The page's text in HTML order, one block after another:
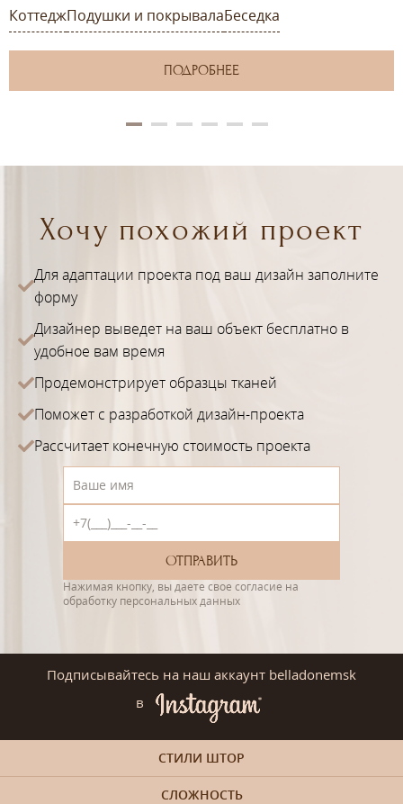
КоттеджПодушки и покрывалаБеседка
ПОДРОБНЕЕ
Хочу похожий проект
Для адаптации проекта под ваш дизайн заполните
форму
Дизайнер выведет на ваш объект бесплатно в
удобное вам время
Продемонстрирует образцы тканей
Поможет с разработкой дизайн-проекта
Рассчитает конечную стоимость проекта
Нажимая кнопку, вы даете свое согласие на
обработку персональных данных
Подписывайтесь на наш аккаунт belladonemsk
в
СТИЛИ ШТОР
СЛОЖНОСТЬ